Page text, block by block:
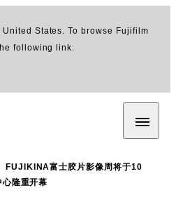
States. To browse Fujifilm
following link.
FUJIKINA富士胶片影像周将于10
隆重开幕